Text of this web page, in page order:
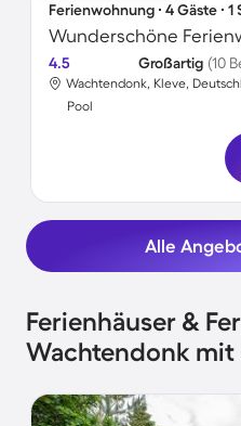
Ferienwohnung ∙ 4 Gäste ∙
4.5 Großartig (10
Wachtendonk, Kleve,
Pool
Alle
Ferienhäuser &
Wachtendonk mit